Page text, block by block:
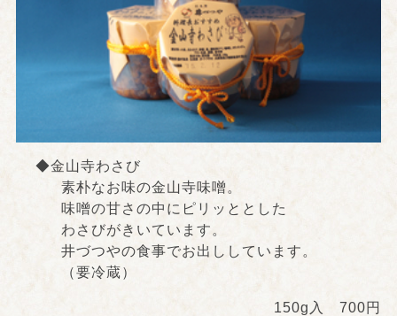
◆金山寺わさび
素朴なお味の金山寺味噌。
味噌の甘さの中にピリッととした
わさびがきいています。
井づつやの食事でお出ししています。
（要冷蔵）
150g入 700円